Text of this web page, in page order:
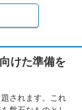
けた準備を
されます。これ